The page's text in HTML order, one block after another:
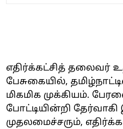
எதிர்க்கட்சித் தலைவர்
பேசுகையில்,
மிகமிக முக்கியம்.
போட்டியின்றி தேர்வாகி
முதலமைச்சரும்,